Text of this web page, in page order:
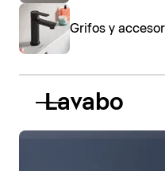
Grifos y
Lavabo